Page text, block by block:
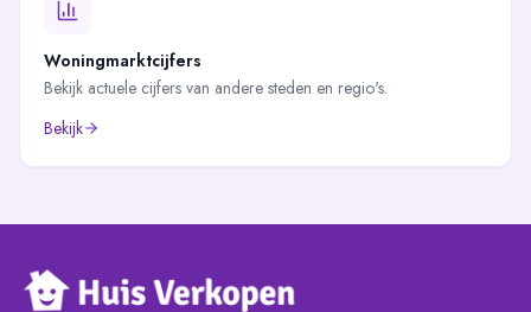
Woningmarktcijfers
Bekijk actuele cijfers van andere steden en regio's.
Bekijk